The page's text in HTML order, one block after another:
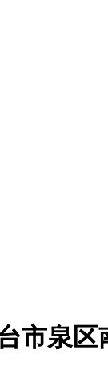
市泉区